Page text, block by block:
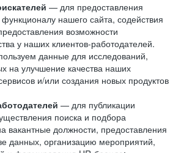
— для предоставления
нашего сайта, содействия
возможности
у наших клиентов-работодателей.
данные для исследований,
на улучшение качества наших
и/или создания новых продуктов
— для публикации
поиска и подбора
вакантные должности, предоставления
данных, организацию мероприятий,